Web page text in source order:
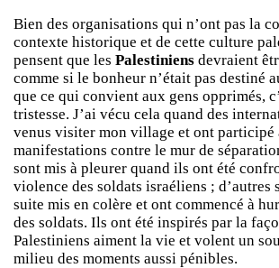
Bien des organisations qui n’ont pas la
contexte historique et de cette culture
pensent que les Palestiniens devraient
comme si le bonheur n’était pas destiné
que ce qui convient aux gens opprimés,
tristesse. J’ai vécu cela quand des
venus visiter mon village et ont participé
manifestations contre le mur de
sont mis à pleurer quand ils ont été
violence des soldats israéliens ; d’autres
suite mis en colère et ont commencé à
des soldats. Ils ont été inspirés par la
Palestiniens aiment la vie et volent un
milieu des moments aussi pénibles.